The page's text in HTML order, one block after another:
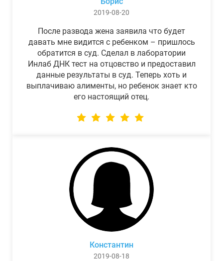
2019-08-20
После развода жена заявила что будет
давать мне видится с ребенком – пришлось
обратится в суд. Сделал в лаборатории
Инлаб ДНК тест на отцовство и предоставил
данные результаты в суд. Теперь хоть и
выплачиваю алименты, но ребенок знает кто
его настоящий отец.
Константин
2019-08-18